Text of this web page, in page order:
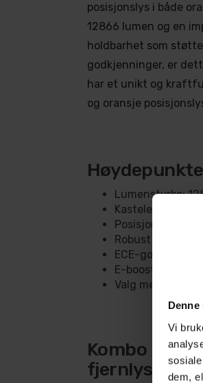
Vi
dem,
posisjonslys i både
12866 lumen og en
holdbarhet som
godkjenninger, er
har et unikt og
og oransje
Lumenstyrke:
Kastelengde:
Posisjonslys i
Robust design
ECE-godkjent
E-boost-modus
Valg mellom
Kombo